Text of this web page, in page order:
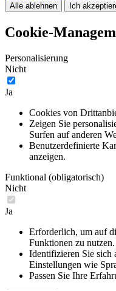
Alle ablehnen Ich
Cookie-
Personalisierung
Nicht
Ja
Cookies von
Zeigen Sie
Surfen auf anderen
Benutzerdefinierte
anzeigen.
Funktional (obligatorisch)
Nicht
Ja
Erforderlich, um auf
Funktionen zu nutzen.
Identifizieren Sie sich
Einstellungen wie
Passen Sie Ihre